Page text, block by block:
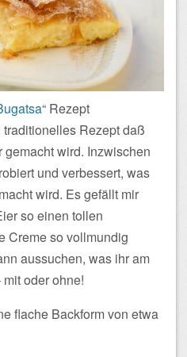
“ Rezept
Rezept daß
wird. Inzwischen
und verbessert, was
wird. Es gefällt mir
so einen tollen
Creme so vollmundig
aussuchen, was ihr am
oder ohne!
flache Backform von etwa